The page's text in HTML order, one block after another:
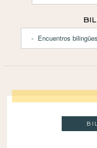
Encuentros bilingües